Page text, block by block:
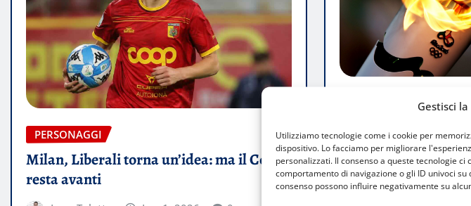
Gestisci
Utilizziamo tecnologie come i cookie per
dispositivo. Lo facciamo per migliorare
personalizzati. Il consenso a queste tecnologie
comportamento di navigazione o gli ID univoci
consenso possono influire negativamente su
PERSONAGGI
Milan, Liberali torna un’idea: ma il Como
resta avanti
MILANO
Allegri, Zanetti,
porteranno la
Lombardia